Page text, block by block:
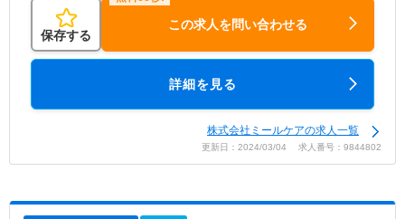
保存する
この求人を問い合わせる
詳細を見る
株式会社ミールケアの求人一覧
更新日：2024/03/04 求人番号：9844802